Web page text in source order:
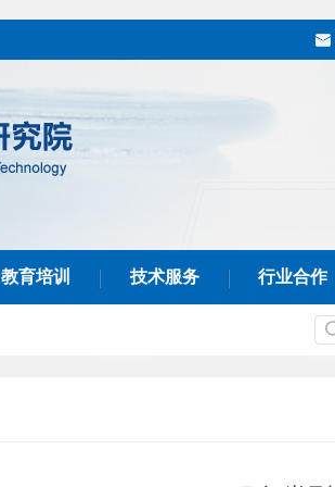
教育培训 技术服务 行业合作